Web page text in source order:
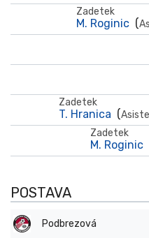
Zadetek
M. Roginic (
Zadetek
T. Hranica (
Zadetek
M. Roginic
POSTAVA
Podbrezová